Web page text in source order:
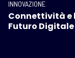
INNOVAZIONE
Connettività e
Futuro